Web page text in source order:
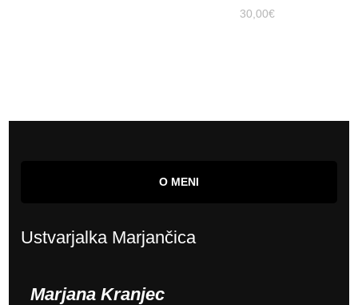
30,00€
O MENI
Ustvarjalka Marjančica
Marjana Kranjec